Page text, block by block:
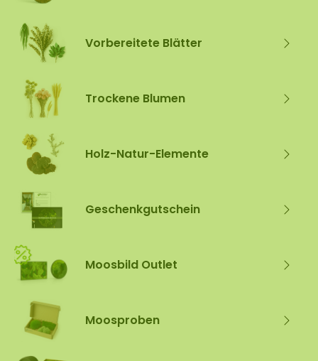
Vorbereitete Blätter
Trockene Blumen
Holz-Natur-Elemente
Geschenkgutschein
Moosbild Outlet
Moosproben